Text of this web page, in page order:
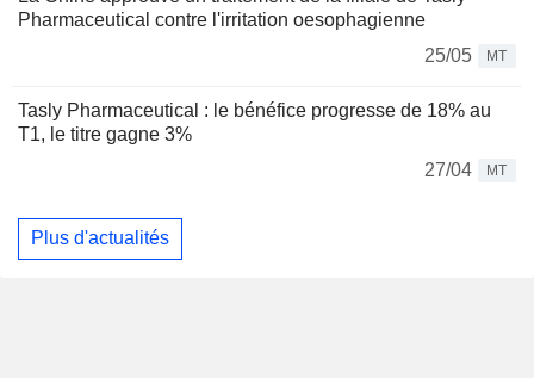
Pharmaceutical contre l'irritation oesophagienne
25/05
MT
Tasly Pharmaceutical : le bénéfice progresse de 18% au
T1, le titre gagne 3%
27/04
MT
Plus d'actualités